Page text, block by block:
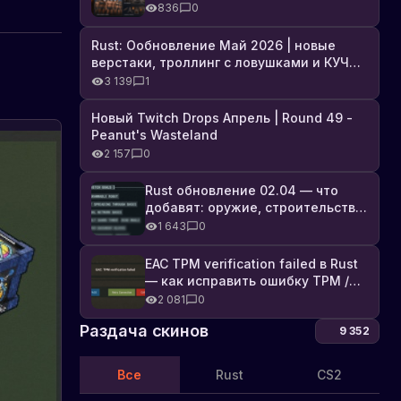
броня, Industrial DLC и полный
список изменений
836 0
Rust: Ообновление Май 2026 | новые
верстаки, троллинг с ловушками и КУЧА
DLC3 139 1
Новый Twitch Drops Апрель | Round 49 -
Peanut's Wasteland
2 157 0
Rust обновление 02.04 — что
добавят: оружие, строительство,
технологии и Farming 2.5
1 643 0
EAC TPM verification failed в Rust
— как исправить ошибку TPM /
Secure Boot
2 081 0
Раздача скинов 9 352
Все Rust CS2